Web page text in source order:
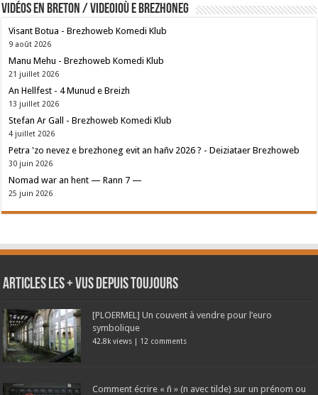
Vidéos en breton / Videoioù e brezhoneg
Visant Botua - Brezhoweb Komedi Klub
9 août 2026
Manu Mehu - Brezhoweb Komedi Klub
21 juillet 2026
An Hellfest - 4 Munud e Breizh
13 juillet 2026
Stefan Ar Gall - Brezhoweb Komedi Klub
4 juillet 2026
Petra 'zo nevez e brezhoneg evit an hañv 2026 ? - Deiziataer Brezhoweb
30 juin 2026
Nomad war an hent — Rann 7 —
25 juin 2026
Articles les + vus depuis toujours
[PLOERMEL] Un couvent à vendre pour l’euro
symbolique
42.8k views | 12 comments
Comment écrire « ñ » (n avec tilde) sur un prénom ou